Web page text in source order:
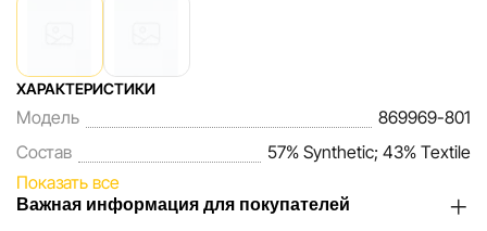
ХАРАКТЕРИСТИКИ
Модель
869969-801
Состав
57% Synthetic; 43% Textile
Показать все
Важная информация для покупателей